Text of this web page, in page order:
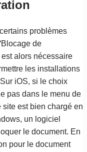
problèmes
de
est alors nécessaire
les installations
iOS, si le choix
pas dans le menu de
est bien chargé en
un logiciel
le document. En
pour le document